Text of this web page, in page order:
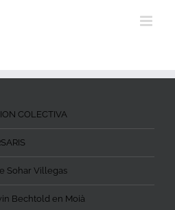
COLECTIVA
Sohar Villegas
Bechtold en Moià